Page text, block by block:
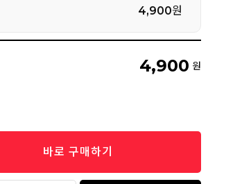
4,900원
4,900 원
바로 구매하기